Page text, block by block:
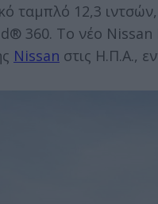
ταμπλό 12,3
360. Το νέο Nissan
Nissan στις Η.Π.Α.,